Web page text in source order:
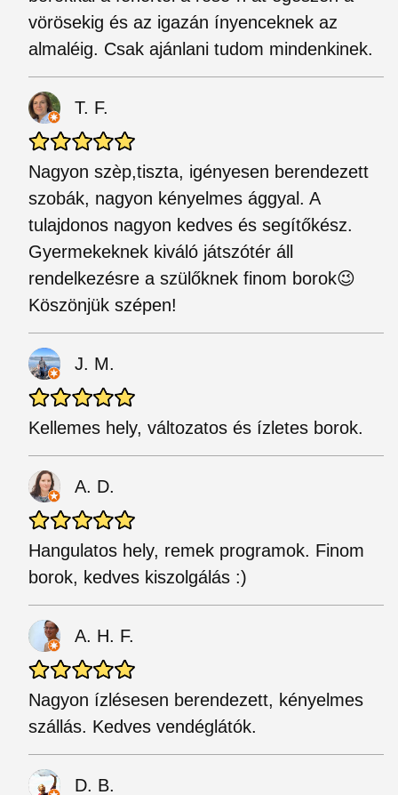
vörösekig és az igazán ínyenceknek az
almaléig. Csak ajánlani tudom mindenkinek.
T. F.
Nagyon szèp,tiszta, igényesen berendezett
szobák, nagyon kényelmes ággyal. A
tulajdonos nagyon kedves és segítőkész.
Gyermekeknek kiváló játszótér áll
rendelkezésre a szülőknek finom borok😉
Köszönjük szépen!
J. M.
Kellemes hely, változatos és ízletes borok.
A. D.
Hangulatos hely, remek programok. Finom
borok, kedves kiszolgálás :)
A. H. F.
Nagyon ízlésesen berendezett, kényelmes
szállás. Kedves vendéglátók.
D. B.